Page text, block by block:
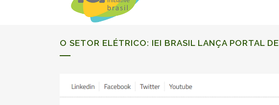
O SETOR ELÉTRICO: IEI BRASIL LANÇA PORTAL DE